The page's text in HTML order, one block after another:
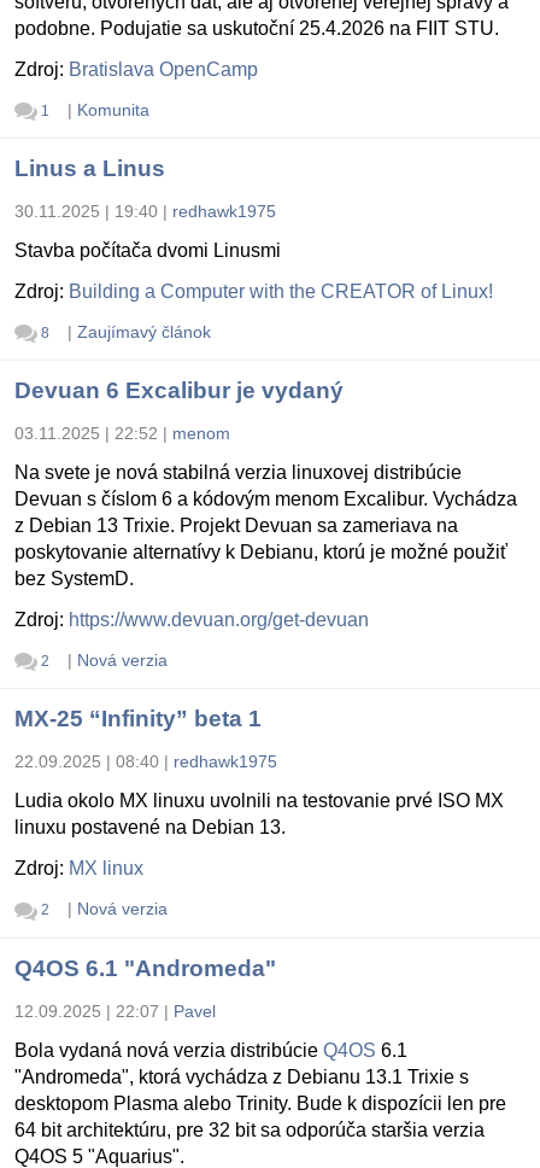
podobne. Podujatie sa uskutoční 25.4.2026 na FIIT STU.
Zdroj: Bratislava OpenCamp
1 | Komunita
Linus a Linus
30.11.2025 | 19:40 | redhawk1975
Stavba počítača dvomi Linusmi
Zdroj: Building a Computer with the CREATOR of Linux!
8 | Zaujímavý článok
Devuan 6 Excalibur je vydaný
03.11.2025 | 22:52 | menom
Na svete je nová stabilná verzia linuxovej distribúcie
Devuan s číslom 6 a kódovým menom Excalibur. Vychádza
z Debian 13 Trixie. Projekt Devuan sa zameriava na
poskytovanie alternatívy k Debianu, ktorú je možné použiť
bez SystemD.
Zdroj: https://www.devuan.org/get-devuan
2 | Nová verzia
MX-25 “Infinity” beta 1
22.09.2025 | 08:40 | redhawk1975
Ludia okolo MX linuxu uvolnili na testovanie prvé ISO MX
linuxu postavené na Debian 13.
Zdroj: MX linux
2 | Nová verzia
Q4OS 6.1 "Andromeda"
12.09.2025 | 22:07 | Pavel
Bola vydaná nová verzia distribúcie Q4OS 6.1
"Andromeda", ktorá vychádza z Debianu 13.1 Trixie s
desktopom Plasma alebo Trinity. Bude k dispozícii len pre
64 bit architektúru, pre 32 bit sa odporúča staršia verzia
Q4OS 5 "Aquarius".